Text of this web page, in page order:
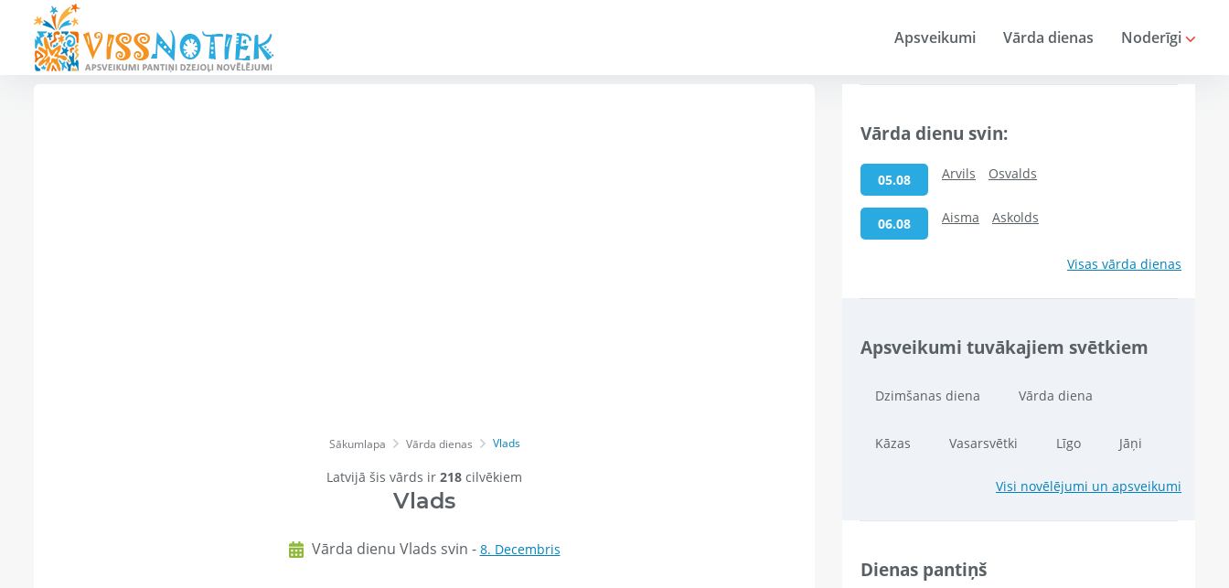
Apsveikumi Vārda dienas Noderīgi
Sākumlapa Vārda dienas Vlads
Latvijā šis vārds ir 218 cilvēkiem
Vlads
Vārda dienu Vlads svin - 8. Decembris
Vārda dienu svin:
05.08 Arvils Osvalds
06.08 Aisma Askolds
Visas vārda dienas
Apsveikumi tuvākajiem svētkiem
Dzimšanas diena Vārda diena
Kāzas Vasarsvētki Līgo Jāņi
Visi novēlējumi un apsveikumi
Dienas pantiņš